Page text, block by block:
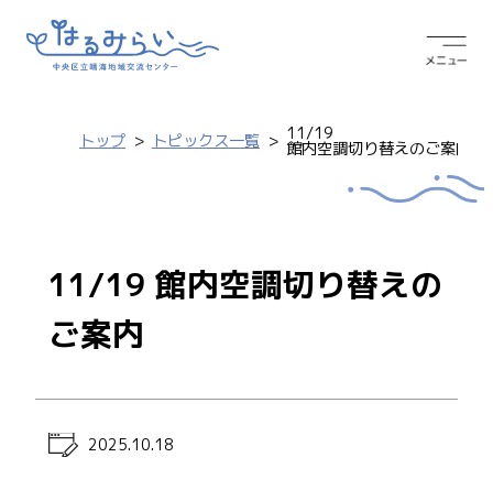
トップ トピックス一覧 11/19
館内空調切り替えのご案内
11/19 館内空調切り替えの
ご案内
2025.10.18